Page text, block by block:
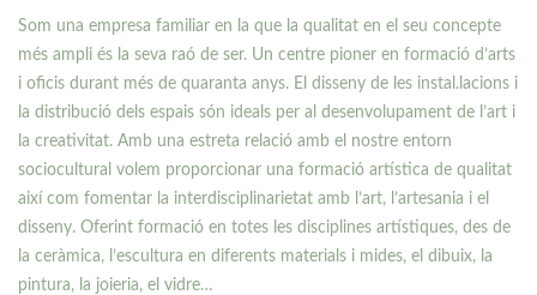
Som una empresa familiar en la que la qualitat en el seu concepte
més ampli és la seva raó de ser. Un centre pioner en formació d’arts
i oficis durant més de quaranta anys. El disseny de les instal.lacions i
la distribució dels espais són ideals per al desenvolupament de l’art i
la creativitat. Amb una estreta relació amb el nostre entorn
sociocultural volem proporcionar una formació artística de qualitat
així com fomentar la interdisciplinarietat amb l’art, l’artesania i el
disseny. Oferint formació en totes les disciplines artístiques, des de
la ceràmica, l’escultura en diferents materials i mides, el dibuix, la
pintura, la joieria, el vidre…